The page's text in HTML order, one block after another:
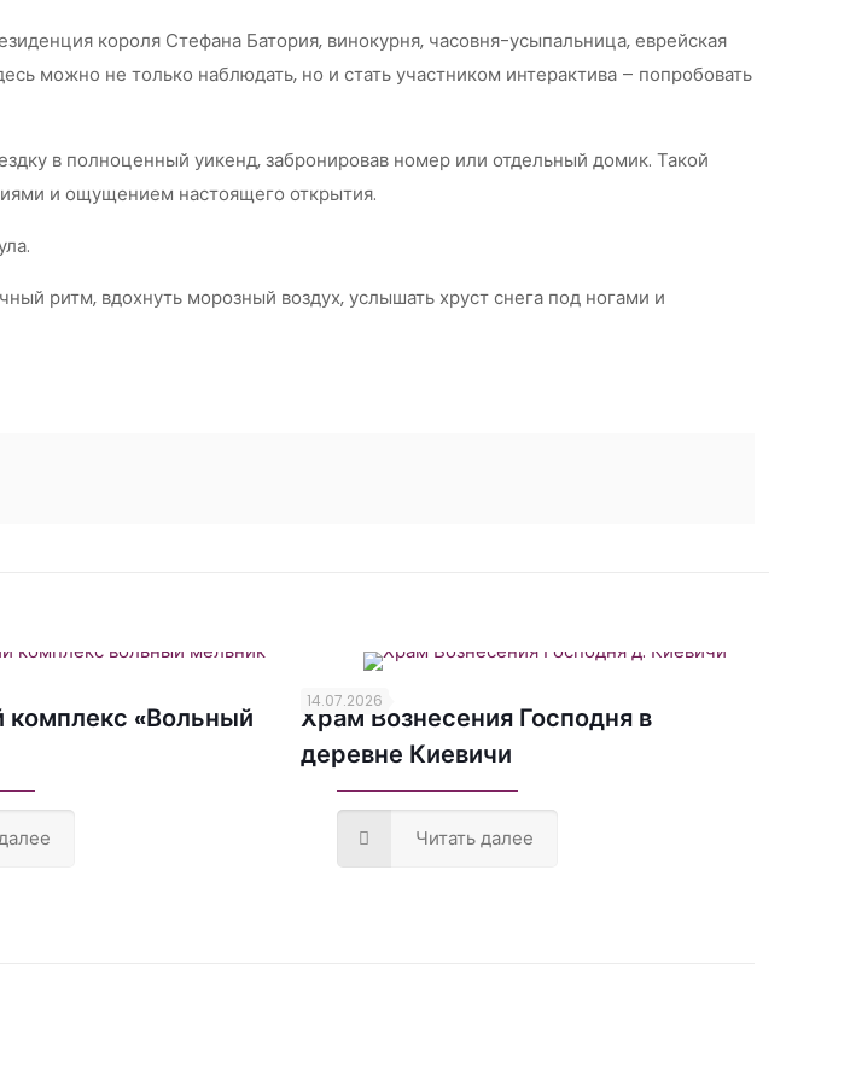
короля Стефана Батория, винокурня, часовня-усыпальница, еврейская
можно не только наблюдать, но и стать участником интерактива – попробовать
в полноценный уикенд, забронировав номер или отдельный домик. Такой
и ощущением настоящего открытия.
ритм, вдохнуть морозный воздух, услышать хруст снега под ногами и
комплекс «Вольный
14.07.2026
Храм Вознесения Господня в
деревне Киевичи
Читать далее